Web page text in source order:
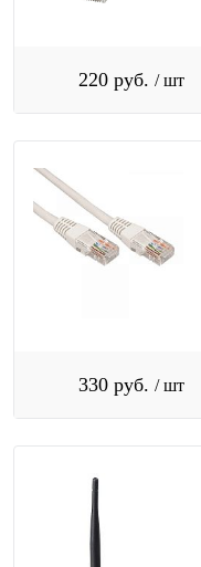
220 руб. / шт
330 руб. / шт